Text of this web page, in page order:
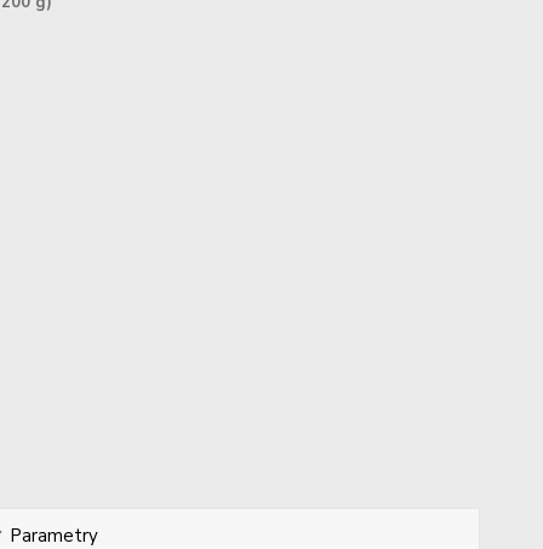
Parametry